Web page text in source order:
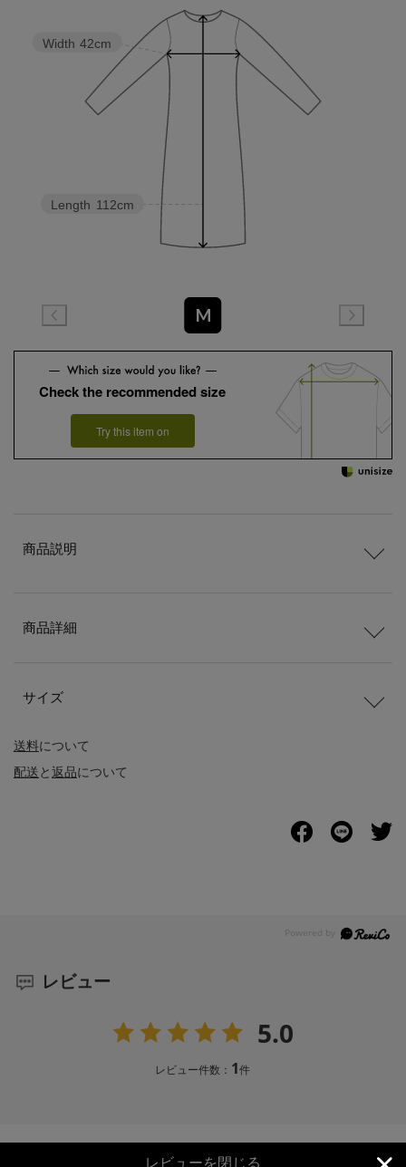
Length 112cm
Width 42cm
M
Check the recommended size
Try this item on
送料について
配送と返品について
商品説明
商品詳細
サイズ
レビュー
5.0
レビュー件数： 1件
レビューを閉じる